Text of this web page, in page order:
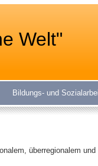
Welt"
Bildungs- und
überregionalem und